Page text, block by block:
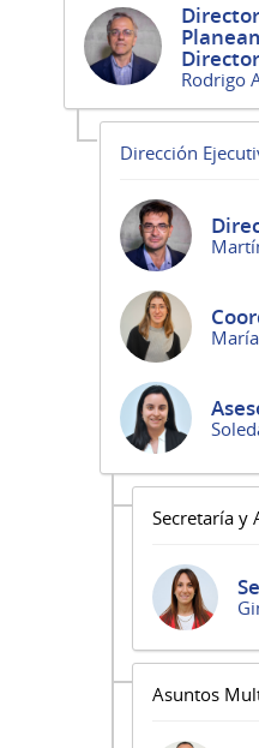
Director
Rodrigo
Dirección
Secretaría y
Asuntos